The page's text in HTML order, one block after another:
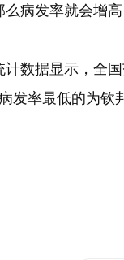
病发率就会增
数据显示，全
发率最低的为钦